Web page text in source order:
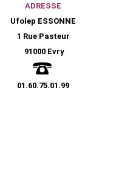
ADRESSE
Ufolep ESSONNE
1 Rue Pasteur
91000 Evry
01.60.75.01.99